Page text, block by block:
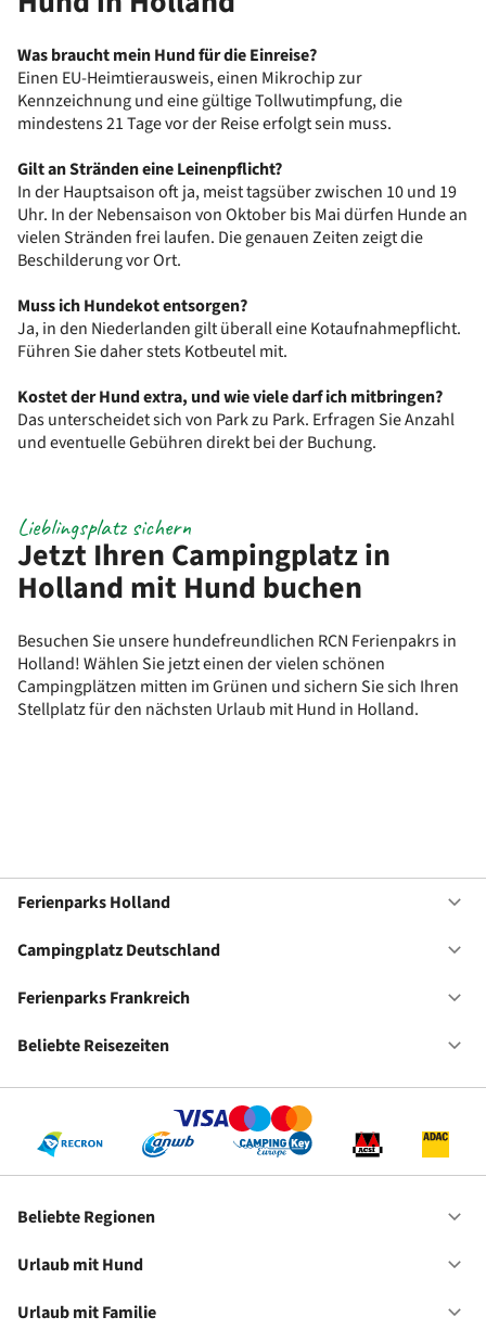
Was braucht mein Hund für die Einreise?
Einen EU-Heimtierausweis, einen Mikrochip zur
Kennzeichnung und eine gültige Tollwutimpfung, die
mindestens 21 Tage vor der Reise erfolgt sein muss.
Gilt an Stränden eine Leinenpflicht?
In der Hauptsaison oft ja, meist tagsüber zwischen 10 und 19
Uhr. In der Nebensaison von Oktober bis Mai dürfen Hunde an
vielen Stränden frei laufen. Die genauen Zeiten zeigt die
Beschilderung vor Ort.
Muss ich Hundekot entsorgen?
Ja, in den Niederlanden gilt überall eine Kotaufnahmepflicht.
Führen Sie daher stets Kotbeutel mit.
Kostet der Hund extra, und wie viele darf ich mitbringen?
Das unterscheidet sich von Park zu Park. Erfragen Sie Anzahl
und eventuelle Gebühren direkt bei der Buchung.
Jetzt Ihren Campingplatz in
Holland mit Hund buchen
Lieblingsplatz sichern
Besuchen Sie unsere hundefreundlichen RCN Ferienpakrs in
Holland! Wählen Sie jetzt einen der vielen schönen
Campingplätzen mitten im Grünen und sichern Sie sich Ihren
Stellplatz für den nächsten Urlaub mit Hund in Holland.
Ferienparks Holland
Campingplatz Deutschland
Ferienparks Frankreich
Beliebte Reisezeiten
Beliebte Regionen
Urlaub mit Hund
Urlaub mit Familie